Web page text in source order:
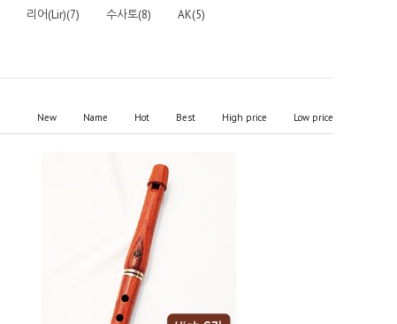
리어(Lir)(7) 수사토(8) AK(5)
New Name Hot Best High price Low price